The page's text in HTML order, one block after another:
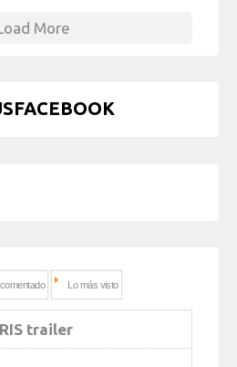
More
comentado Lo más visto
trailer